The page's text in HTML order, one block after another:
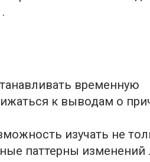
временную
к выводам о
изучать не
паттерны изменений .